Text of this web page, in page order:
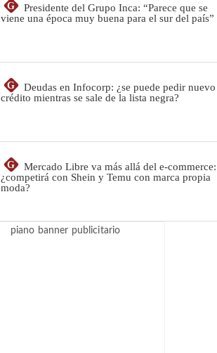
G
Presidente del Grupo Inca: “Parece que se
viene una época muy buena para el sur del país”
G
Deudas en Infocorp: ¿se puede pedir nuevo
crédito mientras se sale de la lista negra?
G
Mercado Libre va más allá del e-commerce:
¿competirá con Shein y Temu con marca propia
moda?